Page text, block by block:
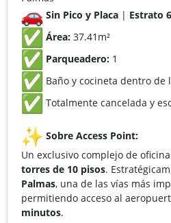
Sin Pico y Placa | Estrato 6
Área: 37.41m²
Parqueadero: 1
Baño y cocineta dentro de
Totalmente cancelada y
Sobre Access Point:
Un exclusivo complejo de
torres de 10 pisos.
Palmas, una de las vías más
permitiendo acceso al
minutos.